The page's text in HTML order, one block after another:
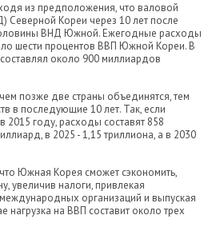
из предположения, что валовой
Кореи через 10 лет после
ВНД Южной. Ежегодные расходы
шести процентов ВВП Южной Кореи. В
около 900 миллиардов
позже две страны объединятся, тем
в последующие 10 лет. Так, если
году, расходы составят 858
в 2025 - 1,15 триллиона, а в 2030
Южная Корея сможет сэкономить,
увеличив налоги, привлекая
организаций и выпуская
нагрузка на ВВП составит около трех